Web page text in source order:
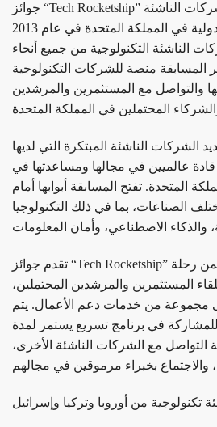
جوائز “Tech Rocketship” هي مسابقة عالمية للشركات الناشئة
أطلقتها وزارة التجارة الدولية في المملكة المتحدة في عام 2013
الناشئة التكنولوجية من جميع أنحاء
المسابقة منصة للشركات التكنولوجية
والتواصل مع المستثمرين والمرشدين
الشركات الناشئة المبتكرة التي لديها
عالميين في مجالها ومساعدتها في
المتحدة. تفتح المسابقة أبوابها أمام
الصناعات، بما في ذلك التكنولوجيا
تقدم جوائز “Tech Rocketship” للفائزين حزمة دعم تتضمن رحلة
المستثمرين والمرشدين المحتملين،
مجموعة من خدمات دعم الأعمال. يتم
للمشاركة في برنامج تسريع يستمر لمدة
التواصل مع الشركات الناشئة الأخرى،